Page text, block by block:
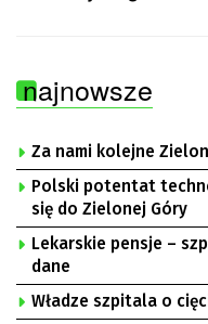
najnowsze
Za nami kolejne
Polski potentat
się do Zielonej Góry
Lekarskie pensje –
dane
Władze szpitala o